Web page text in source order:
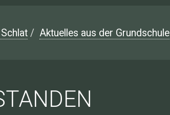
/ Aktuelles aus der Grundschule